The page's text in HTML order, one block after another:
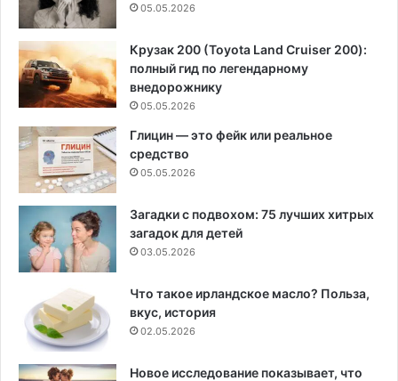
05.05.2026
Крузак 200 (Toyota Land Cruiser 200):
полный гид по легендарному
внедорожнику
05.05.2026
Глицин — это фейк или реальное
средство
05.05.2026
Загадки с подвохом: 75 лучших хитрых
загадок для детей
03.05.2026
Что такое ирландское масло? Польза,
вкус, история
02.05.2026
Новое исследование показывает, что